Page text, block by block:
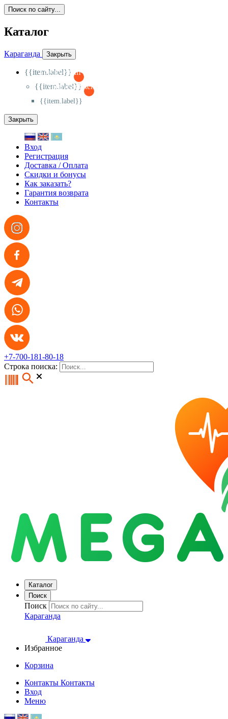
Поиск по сайту...
Каталог
Караганда Закрыть
{{item.label}}
{{activeItem==item.id?'-
{{item.label}}
{{activeSubitem==item.id?'-
{{item.label}}
Закрыть
Вход
Регистрация
Доставка / Оплата
Скидки и бонусы
Как заказать?
Гарантия возврата
Контакты
+7-700-181-80-18
Строка поиска:
Каталог
Поиск
Поиск
Караганда
Караганда
Избранное
Корзина
Контакты Контакты
Вход
Меню